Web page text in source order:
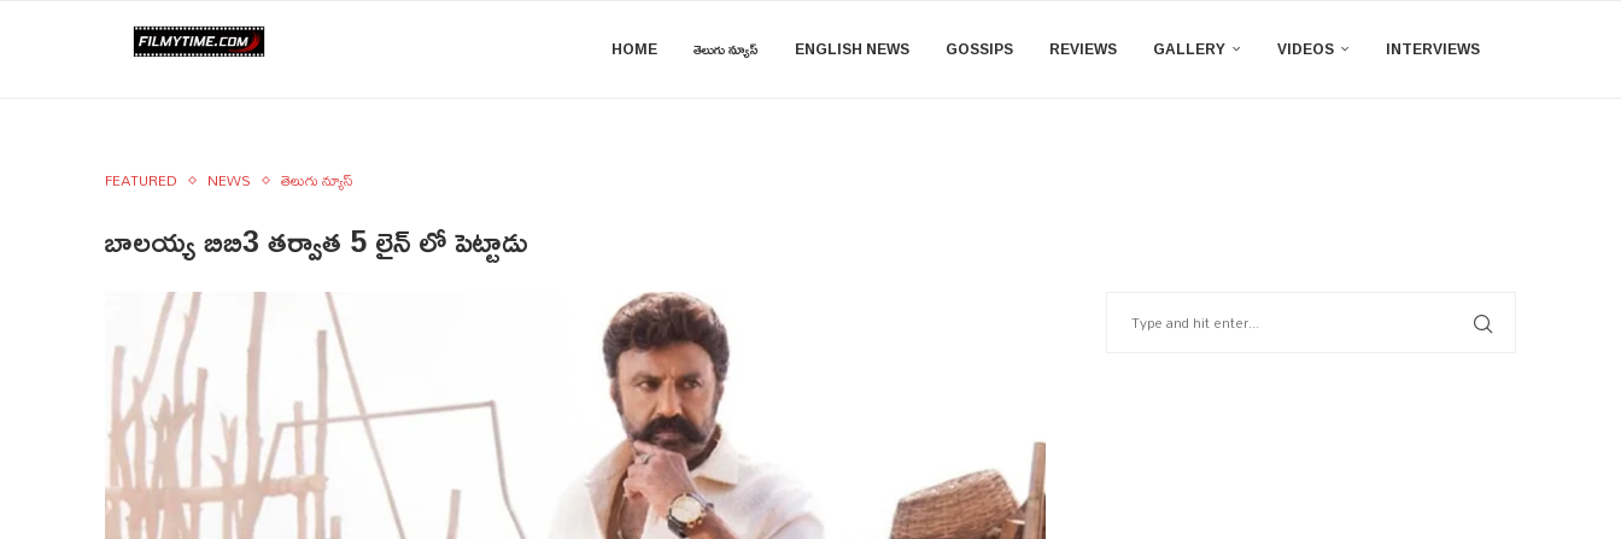
HOME తెలుగు న్యూస్ ENGLISH NEWS GOSSIPS REVIEWS GALLERY VIDEOS INTERVIEWS
FEATURED NEWS తెలుగు న్యూస్
బాలయ్య బిబి3 తర్వాత 5 లైన్‌ లో పెట్టాడు